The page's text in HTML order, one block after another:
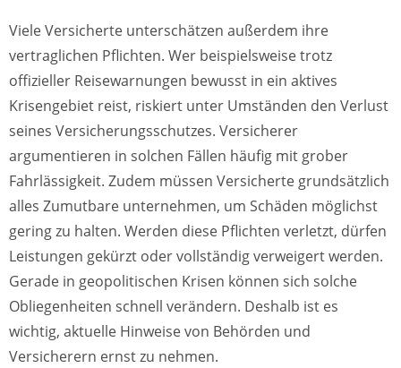
Viele Versicherte unterschätzen außerdem ihre
vertraglichen Pflichten. Wer beispielsweise trotz
offizieller Reisewarnungen bewusst in ein aktives
Krisengebiet reist, riskiert unter Umständen den Verlust
seines Versicherungsschutzes. Versicherer
argumentieren in solchen Fällen häufig mit grober
Fahrlässigkeit. Zudem müssen Versicherte grundsätzlich
alles Zumutbare unternehmen, um Schäden möglichst
gering zu halten. Werden diese Pflichten verletzt, dürfen
Leistungen gekürzt oder vollständig verweigert werden.
Gerade in geopolitischen Krisen können sich solche
Obliegenheiten schnell verändern. Deshalb ist es
wichtig, aktuelle Hinweise von Behörden und
Versicherern ernst zu nehmen.